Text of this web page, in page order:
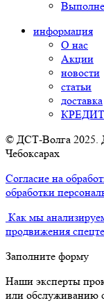
информация
О нас
Акции
новости
статьи
доставка
© ДСТ-Волга 2025.
Чебоксарах
Согласие на
обработки
Как мы
продвижения
Заполните форму
Наши эксперты
или обслуживанию